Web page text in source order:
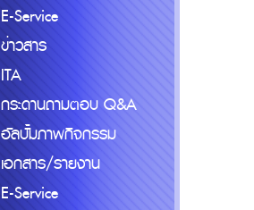
E-Service
ข่าวสาร
ITA
กระดานถามตอบ Q&A
อัลบั้มภาพกิจกรรม
เอกสาร/รายงาน
E-Service